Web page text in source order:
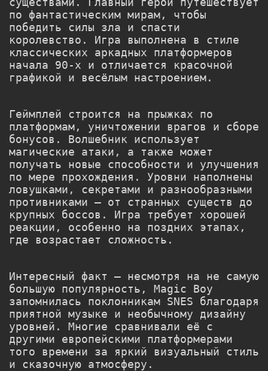
по фантастическим мирам, чтобы
победить силы зла и спасти
королевство. Игра выполнена в стиле
классических аркадных платформеров
начала 90-х и отличается красочной
графикой и весёлым настроением.
Геймплей строится на прыжках по
платформам, уничтожении врагов и сборе
бонусов. Волшебник использует
магические атаки, а также может
получать новые способности и улучшения
по мере прохождения. Уровни наполнены
ловушками, секретами и разнообразными
противниками — от странных существ до
крупных боссов. Игра требует хорошей
реакции, особенно на поздних этапах,
где возрастает сложность.
Интересный факт — несмотря на не самую
большую популярность, Magic Boy
запомнилась поклонникам SNES благодаря
приятной музыке и необычному дизайну
уровней. Многие сравнивали её с
другими европейскими платформерами
того времени за яркий визуальный стиль
и сказочную атмосферу.